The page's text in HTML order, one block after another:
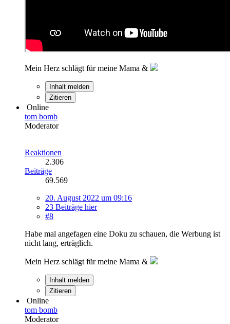
Mein Herz schlägt für meine Mama &
Inhalt melden
Zitieren
Online
tom bomb
Moderator
Reaktionen
2.306
Beiträge
69.569
20. August 2022 um 09:16
23 Beiträge hier
#8
Habe mal angefagen eine Doku zu schauen, die Werbung ist
nicht lang, erträglich.
Mein Herz schlägt für meine Mama &
Inhalt melden
Zitieren
Online
tom bomb
Moderator